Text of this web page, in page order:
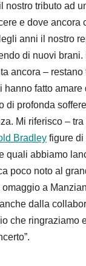
nostro tributo ad
e dove ancora
anni il nostro
di nuovi brani.
ancora – restano
hanno fatto amare
di profonda
Mi riferisco –
Bradley figure di
quali abbiamo
poco noto al
a
dalla
che ringraziamo